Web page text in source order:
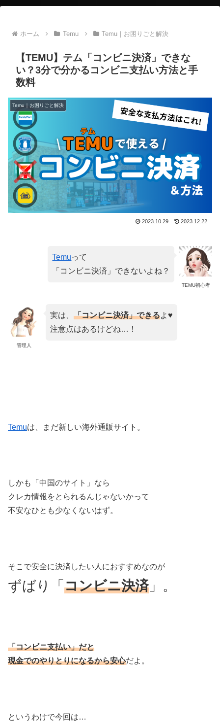
ホーム Temu Temu｜お困りごと解決
【TEMU】テム「コンビニ決済」できな
い？3分で分かるコンビニ支払い方法と手
数料
Temu｜お困りごと解決
2023.10.29 2023.12.22
TEMU初心者
Temuって
「コンビニ決済」できないよね？
管理人
実は、 「コンビニ決済」できるよ♥
注意点はあるけどね…！
Temuは、まだ新しい海外通販サイト。
しかも「中国のサイト」なら
クレカ情報をとられるんじゃないかって
不安なひとも少なくないはず。
そこで安全に決済したい人におすすめなのが
ずばり「 コンビニ決済」。
「コンビニ支払い」だと
現金でのやりとりになるから安心だよ。
というわけで今回は…